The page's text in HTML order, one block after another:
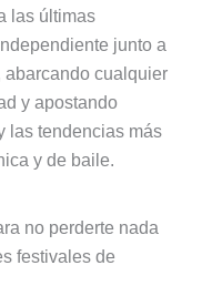
las últimas
junto a
abarcando cualquier
y apostando
las tendencias más
y de baile.
no perderte nada
festivales de